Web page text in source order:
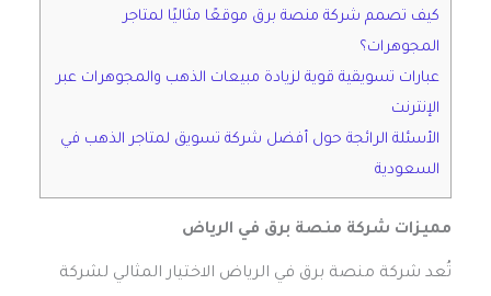
كيف تصمم شركة منصة برق موقعًا مثاليًا لمتاجر
المجوهرات؟
عبارات تسويقية قوية لزيادة مبيعات الذهب والمجوهرات عبر
الإنترنت
الأسئلة الرائجة حول أفضل شركة تسويق لمتاجر الذهب في
السعودية
مميزات شركة منصة برق في الرياض
تُعد شركة منصة برق في الرياض الاختيار المثالي لشركة